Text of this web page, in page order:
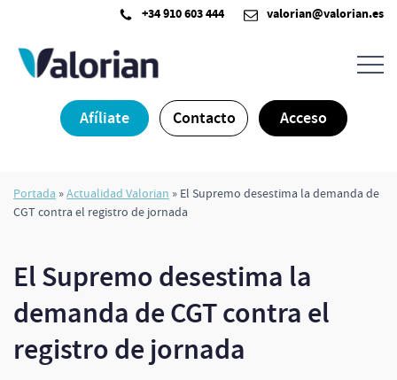
contenido
+34 910 603 444 valorian@valorian.es
Afíliate Contacto Acceso
Portada »Actualidad Valorian » El Supremo desestima la demanda de
CGT contra el registro de jornada
El Supremo desestima la
demanda de CGT contra el
registro de jornada